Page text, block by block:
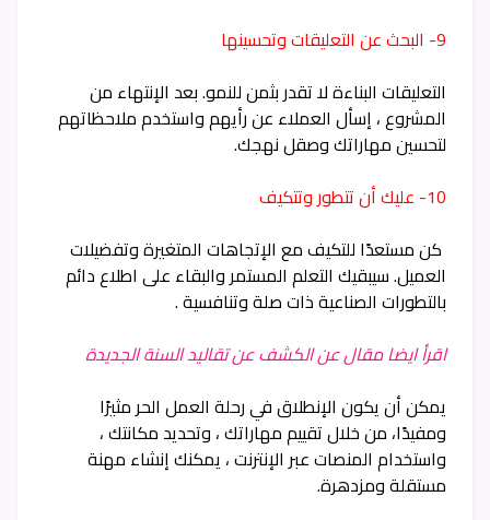
9- البحث عن التعليقات وتحسينها
التعليقات البناءة لا تقدر بثمن للنمو. بعد الإنتهاء من
المشروع ، إسأل العملاء عن رأيهم واستخدم ملاحظاتهم
لتحسين مهاراتك وصقل نهجك.
10- عليك أن تتطور وتتكيف
كن مستعدًا للتكيف مع الإتجاهات المتغيرة وتفضيلات
العميل. سيبقيك التعلم المستمر والبقاء على اطلاع دائم
بالتطورات الصناعية ذات صلة وتنافسية .
اقرأ ايضا مقال عن الكشف عن تقاليد السنة الجديدة
يمكن أن يكون الإنطلاق في رحلة العمل الحر مثيرًا
ومفيدًا، من خلال تقييم مهاراتك ، وتحديد مكانتك ،
واستخدام المنصات عبر الإنترنت ، يمكنك إنشاء مهنة
مستقلة ومزدهرة.